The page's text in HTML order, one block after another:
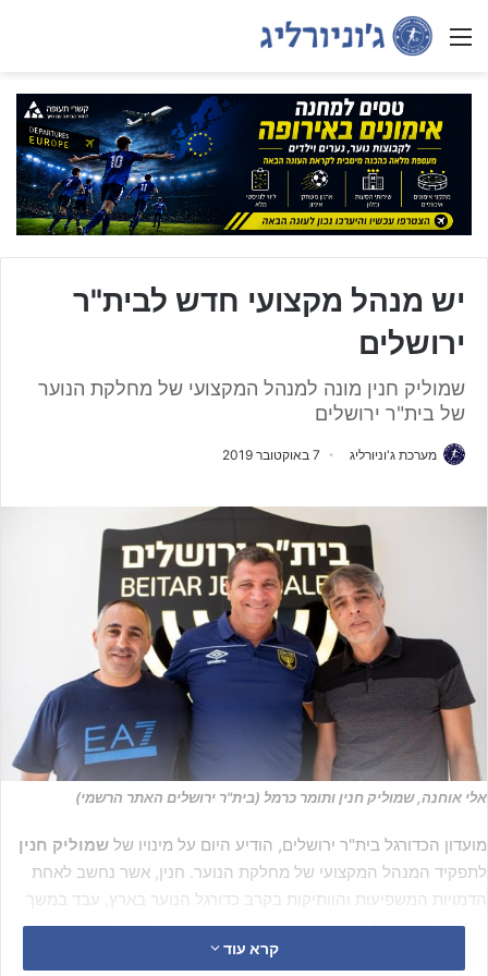
Menu
יש מנהל מקצועי חדש לבית"ר
ירושלים
שמוליק חנין מונה למנהל המקצועי של מחלקת הנוער
של בית"ר ירושלים
מערכת ג'וניורליג 7 באוקטובר 2019
אלי אוחנה, שמוליק חנין ותומר כרמל (בית"ר ירושלים האתר הרשמי)
מועדון הכדורגל בית"ר ירושלים, הודיע היום על מינויו של שמוליק חנין
לתפקיד המנהל המקצועי של מחלקת הנוער. חנין, אשר נחשב לאחת
הדמויות המשפיעות והוותיקות בקרב כדורגל הנוער בארץ, עבד במשך
למעלה במשך 12 שנים במחלקת הנוער של מכבי חיפה, ולתקופה קצרה
היה חלק ממחלקת הנוער של הפועל תל אביב והפועל אשקלון.
קרא עוד